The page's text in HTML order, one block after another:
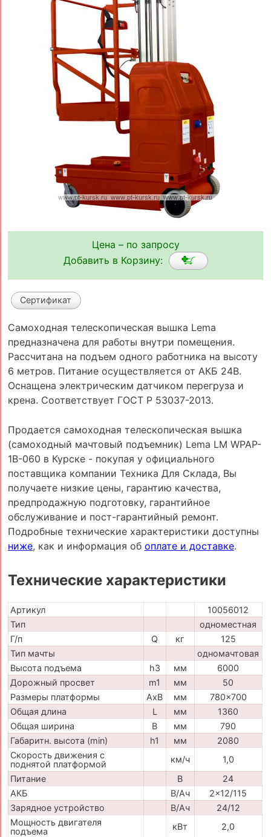
Цена – по запросу
Добавить в Корзину:
Сертификат
Самоходная телескопическая вышка Lema
предназначена для работы внутри помещения.
Рассчитана на подъем одного работника на высоту
6 метров. Питание осуществляется от АКБ 24В.
Оснащена электрическим датчиком перегруза и
крена. Соответствует ГОСТ Р 53037-2013.
Продается самоходная телескопическая вышка
(самоходный мачтовый подъемник) Lema LM WPAP-
1B-060 в Курске - покупая у официального
поставщика компании Техника Для Склада, Вы
получаете низкие цены, гарантию качества,
предпродажную подготовку, гарантийное
обслуживание и пост-гарантийный ремонт.
Подробные технические характеристики доступны
ниже, как и информация об оплате и доставке.
Технические характеристики
Артикул
10056012
Тип
одноместная
Г/п
Q кг
125
Тип мачты
одномачтовая
Высота подъема
h3 мм
6000
Дорожный просвет
m1 мм
50
Размеры платформы
AxB мм
780x700
Общая длина
L мм
1360
Общая ширина
B мм
790
Габаритн. высота (min)
h1 мм
2080
Скорость движения с
поднятой платформой
км/ч
1,0
Питание
В
24
АКБ
В/Ач
2x12/115
Зарядное устройство
В/Ач
24/12
Мощность двигателя
подъема
кВт
2,0